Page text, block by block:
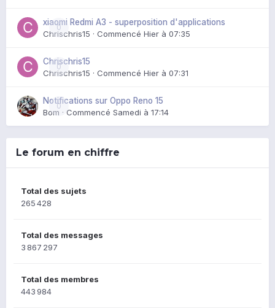
0
xiaomi Redmi A3 - superposition d'applications
Chrischris15 · Commencé Hier à 07:35
0
Chrischris15
Chrischris15 · Commencé Hier à 07:31
0
Notifications sur Oppo Reno 15
Bom · Commencé Samedi à 17:14
Le forum en chiffre
Total des sujets
265 428
Total des messages
3 867 297
Total des membres
443 984